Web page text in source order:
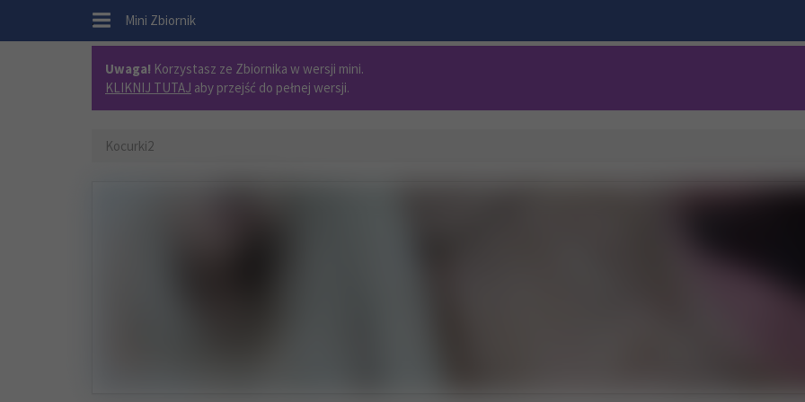
. Mini Zbiornik
Uwaga! Korzystasz ze Zbiornika w wersji mini.
KLIKNIJ TUTAJ aby przejść do pełnej wersji.
Kocurki2